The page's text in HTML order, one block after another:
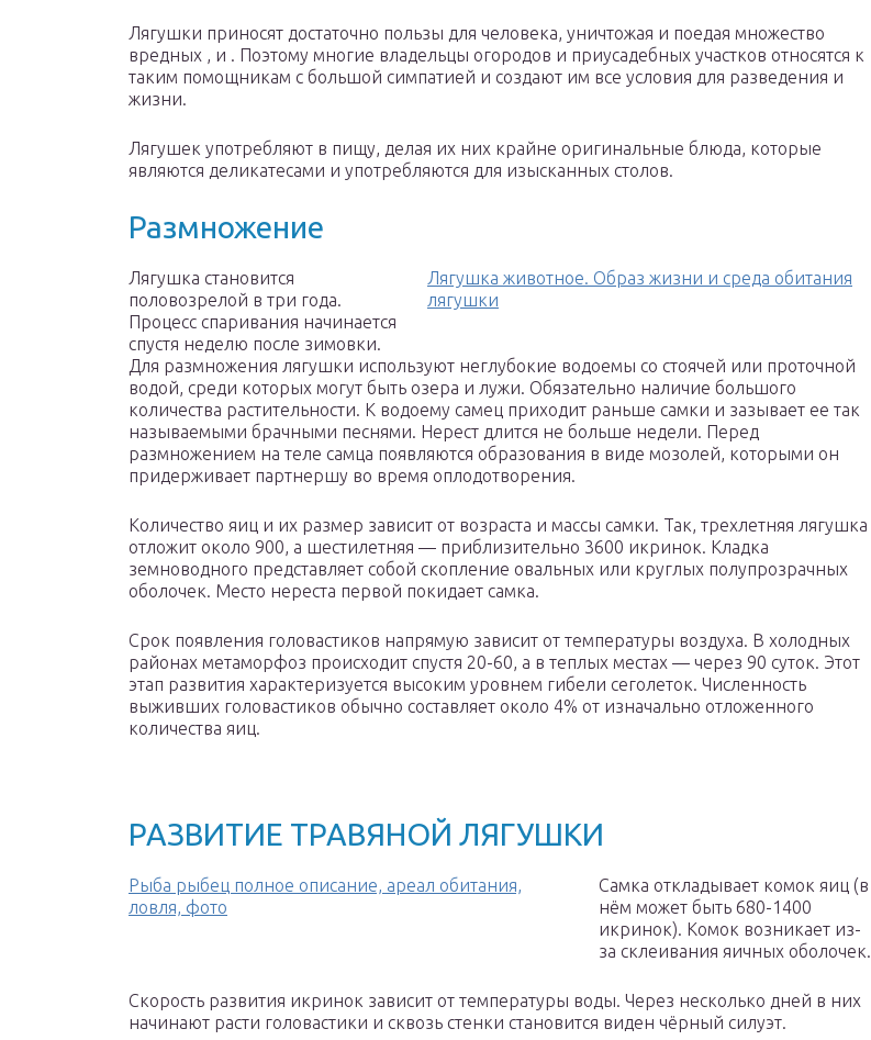
Лягушки приносят достаточно пользы для человека, уничтожая и поедая множество
вредных , и . Поэтому многие владельцы огородов и приусадебных участков относятся к
таким помощникам с большой симпатией и создают им все условия для разведения и
жизни.
Лягушек употребляют в пищу, делая их них крайне оригинальные блюда, которые
являются деликатесами и употребляются для изысканных столов.
Размножение
Лягушка животное. Образ жизни и среда обитания
лягушки
Лягушка становится
половозрелой в три года.
Процесс спаривания начинается
спустя неделю после зимовки.
Для размножения лягушки используют неглубокие водоемы со стоячей или проточной
водой, среди которых могут быть озера и лужи. Обязательно наличие большого
количества растительности. К водоему самец приходит раньше самки и зазывает ее так
называемыми брачными песнями. Нерест длится не больше недели. Перед
размножением на теле самца появляются образования в виде мозолей, которыми он
придерживает партнершу во время оплодотворения.
Количество яиц и их размер зависит от возраста и массы самки. Так, трехлетняя лягушка
отложит около 900, а шестилетняя — приблизительно 3600 икринок. Кладка
земноводного представляет собой скопление овальных или круглых полупрозрачных
оболочек. Место нереста первой покидает самка.
Срок появления головастиков напрямую зависит от температуры воздуха. В холодных
районах метаморфоз происходит спустя 20-60, а в теплых местах — через 90 суток. Этот
этап развития характеризуется высоким уровнем гибели сеголеток. Численность
выживших головастиков обычно составляет около 4% от изначально отложенного
количества яиц.
РАЗВИТИЕ ТРАВЯНОЙ ЛЯГУШКИ
Рыба рыбец полное описание, ареал обитания,
ловля, фото
Самка откладывает комок яиц (в
нём может быть 680-1400
икринок). Комок возникает из-
за склеивания яичных оболочек.
Скорость развития икринок зависит от температуры воды. Через несколько дней в них
начинают расти головастики и сквозь стенки становится виден чёрный силуэт.